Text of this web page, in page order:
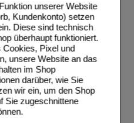
unserer Website
Kundenkonto) setzen
Diese sind technisch
überhaupt funktioniert.
Cookies, Pixel und
unsere Website an das
im Shop
darüber, wie Sie
wir ein, um den Shop
Sie zugeschnittene